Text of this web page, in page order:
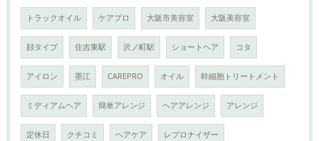
トラックオイル ケアプロ 大阪市美容室 大阪美容室
顔タイプ 住吉東駅 沢ノ町駅 ショートヘア コタ
アイロン 墨江 CAREPRO オイル 幹細胞トリートメント
ミディアムヘア 簡単アレンジ ヘアアレンジ アレンジ
定休日 クチコミ ヘアケア レプロナイザー